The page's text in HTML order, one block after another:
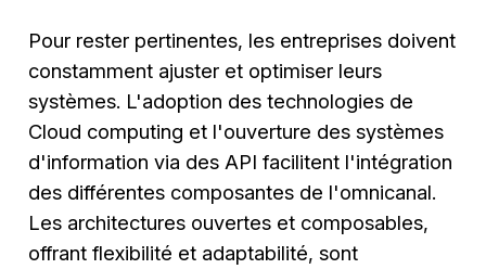
Pour rester pertinentes, les entreprises doivent
constamment ajuster et optimiser leurs
systèmes. L'adoption des technologies de
Cloud computing et l'ouverture des systèmes
d'information via des API facilitent l'intégration
des différentes composantes de l'omnicanal.
Les architectures ouvertes et composables,
offrant flexibilité et adaptabilité, sont